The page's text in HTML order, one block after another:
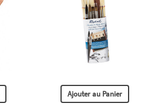
Ajouter au Panier